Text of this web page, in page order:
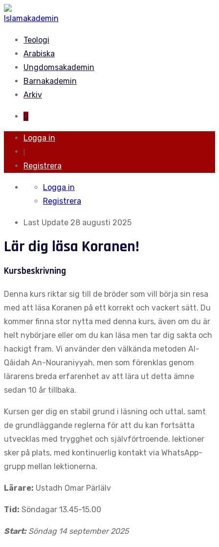
Teologi
Arabiska
Ungdomsakademin
Barnakademin
Arkiv
0
Logga in
Registrera
Logga in
Registrera
Last Update 28 augusti 2025
Lär dig läsa Koranen!
Kursbeskrivning
Denna kurs riktar sig till de bröder som vill börja sin resa
med att läsa Koranen på ett korrekt och vackert sätt. Du
kommer finna stor nytta med denna kurs, även om du är
helt nybörjare eller om du kan läsa men tar dig sakta och
hackigt fram. Vi använder den välkända metoden Al-
Qâidah An-Nouraniyyah, men som förenklas genom
lärarens breda erfarenhet av att lära ut detta ämne
sedan 10 år tillbaka.
Kursen ger dig en stabil grund i läsning och uttal, samt
de grundläggande reglerna för att du kan fortsätta
utvecklas med trygghet och självförtroende. lektioner
sker på plats, med kontinuerlig kontakt via WhatsApp-
grupp mellan lektionerna.
Lärare: Ustadh Omar Pärlälv
Tid: Söndagar 13.45-15.00
Start:Söndag 14 september 2025